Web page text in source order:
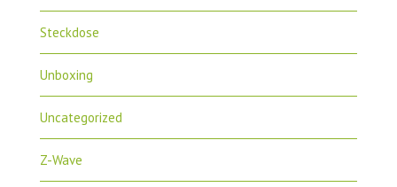
Steckdose
Unboxing
Uncategorized
Z-Wave